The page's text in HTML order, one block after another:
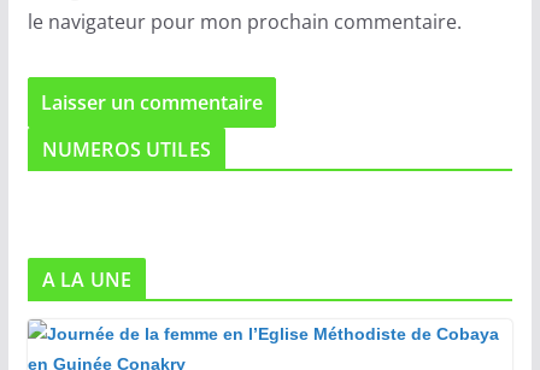
le navigateur pour mon prochain commentaire.
NUMEROS UTILES
A LA UNE